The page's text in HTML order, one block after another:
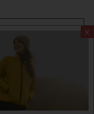
X
адрес
офис 1, магазини
895461012